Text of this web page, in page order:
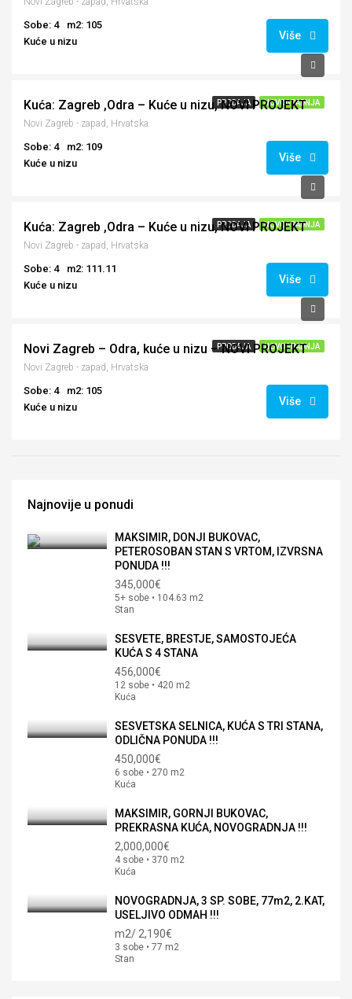
Sobe: 4
m2: 105
Kuće u nizu
Više
PRODAJA NOVOGRADNJA
Kuća: Zagreb ,Odra – Kuće u nizu, NOVI PROJEKT
Novi Zagreb - zapad, Hrvatska
Sobe: 4
m2: 109
Kuće u nizu
Više
PRODAJA NOVOGRADNJA
Kuća: Zagreb ,Odra – Kuće u nizu, NOVI PROJEKT
Novi Zagreb - zapad, Hrvatska
Sobe: 4
m2: 111.11
Kuće u nizu
Više
PRODAJA NOVOGRADNJA
Novi Zagreb – Odra, kuće u nizu – NOVI PROJEKT
Novi Zagreb - zapad, Hrvatska
Sobe: 4
m2: 105
Kuće u nizu
Više
Najnovije u ponudi
MAKSIMIR, DONJI BUKOVAC,
PETEROSOBAN STAN S VRTOM, IZVRSNA
PONUDA !!!
345,000€
5+ sobe • 104.63 m2
Stan
SESVETE, BRESTJE, SAMOSTOJEĆA
KUĆA S 4 STANA
456,000€
12 sobe • 420 m2
Kuća
SESVETSKA SELNICA, KUĆA S TRI STANA,
ODLIČNA PONUDA !!!
450,000€
6 sobe • 270 m2
Kuća
MAKSIMIR, GORNJI BUKOVAC,
PREKRASNA KUĆA, NOVOGRADNJA !!!
2,000,000€
4 sobe • 370 m2
Kuća
NOVOGRADNJA, 3 SP. SOBE, 77m2, 2.KAT,
USELJIVO ODMAH !!!
m2/ 2,190€
3 sobe • 77 m2
Stan